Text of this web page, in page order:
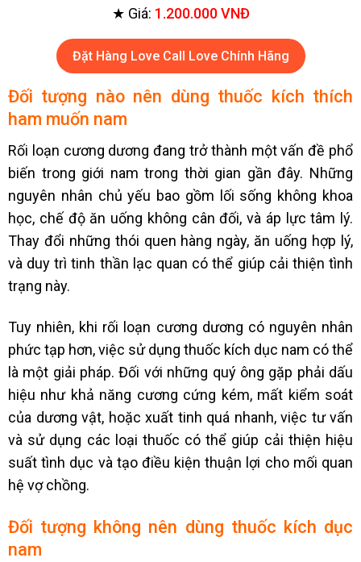
★ Giá: 1.200.000 VNĐ
Đặt Hàng Love Call Love Chính Hãng
Đối tượng nào nên dùng thuốc kích thích
ham muốn nam
Rối loạn cương dương đang trở thành một vấn đề phổ
biến trong giới nam trong thời gian gần đây. Những
nguyên nhân chủ yếu bao gồm lối sống không khoa
học, chế độ ăn uống không cân đối, và áp lực tâm lý.
Thay đổi những thói quen hàng ngày, ăn uống hợp lý,
và duy trì tinh thần lạc quan có thể giúp cải thiện tình
trạng này.
Tuy nhiên, khi rối loạn cương dương có nguyên nhân
phức tạp hơn, việc sử dụng thuốc kích dục nam có thể
là một giải pháp. Đối với những quý ông gặp phải dấu
hiệu như khả năng cương cứng kém, mất kiểm soát
của dương vật, hoặc xuất tinh quá nhanh, việc tư vấn
và sử dụng các loại thuốc có thể giúp cải thiện hiệu
suất tình dục và tạo điều kiện thuận lợi cho mối quan
hệ vợ chồng.
Đối tượng không nên dùng thuốc kích dục
nam